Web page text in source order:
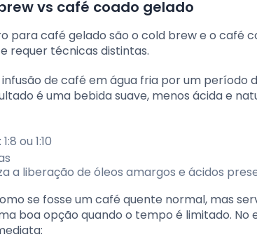
vs café coado gelado
para café gelado são o cold brew e o café
requer técnicas distintas.
de café em água fria por um período
é uma bebida suave, menos ácida e
ou 1:10
a liberação de óleos amargos e ácidos
se fosse um café quente normal, mas
boa opção quando o tempo é limitado.